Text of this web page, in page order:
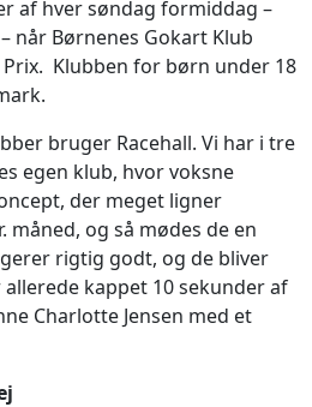
af hver søndag formiddag –
når Børnenes Gokart Klub
Klubben for børn under 18
bruger Racehall. Vi har i tre
egen klub, hvor voksne
der meget ligner
måned, og så mødes de en
rigtig godt, og de bliver
kappet 10 sekunder af
Charlotte Jensen med et